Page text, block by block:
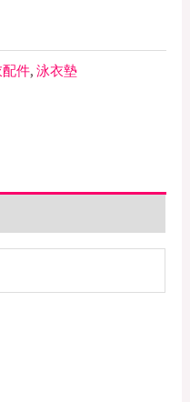
件,泳衣墊